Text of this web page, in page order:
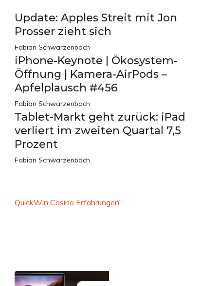
Update: Apples Streit mit Jon
Prosser zieht sich
Fabian Schwarzenbach
iPhone-Keynote | Ökosystem-
Öffnung | Kamera-AirPods –
Apfelplausch #456
Fabian Schwarzenbach
Tablet-Markt geht zurück: iPad
verliert im zweiten Quartal 7,5
Prozent
Fabian Schwarzenbach
QuickWin Casino Erfahrungen